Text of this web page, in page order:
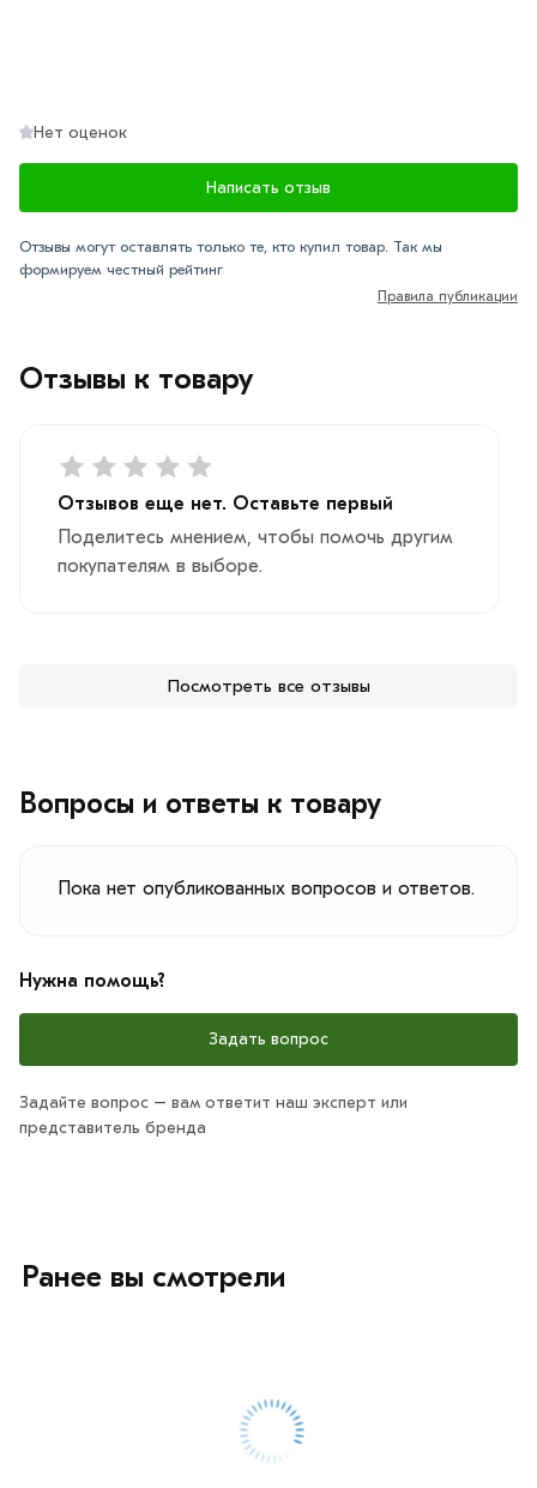
Отзывы к товару
Отзывов еще нет. Оставьте первый
Поделитесь мнением, чтобы помочь другим
покупателям в выборе.
Посмотреть все отзывы
Нет оценок
Написать отзыв
Отзывы могут оставлять только те, кто купил товар. Так мы
формируем честный рейтинг
Правила публикации
Вопросы и ответы к товару
Пока нет опубликованных вопросов и ответов.
Нужна помощь?
Задать вопрос
Задайте вопрос – вам ответит наш эксперт или
представитель бренда
Ранее вы смотрели